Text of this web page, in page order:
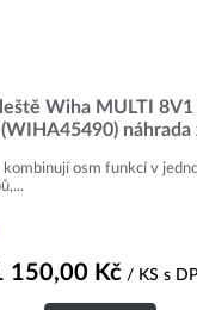
Wiha MULTI 8V1
náhrada
osm funkcí v
150,00 Kč/ KS s